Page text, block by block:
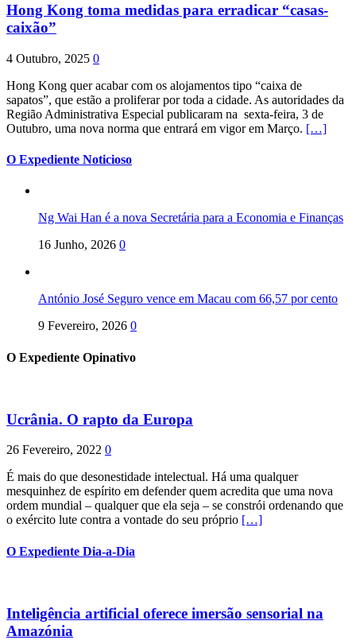
Hong Kong toma medidas para erradicar “casas-
caixão”
4 Outubro, 2025 0
Hong Kong quer acabar com os alojamentos tipo “caixa de
sapatos”, que estão a proliferar por toda a cidade. As autoridades da
Região Administrativa Especial publicaram na sexta-feira, 3 de
Outubro, uma nova norma que entrará em vigor em Março. […]
O Expediente Noticioso
Ng Wai Han é a nova Secretária para a Economia e Finanças
16 Junho, 2026 0
António José Seguro vence em Macau com 66,57 por cento
9 Fevereiro, 2026 0
O Expediente Opinativo
Ucrânia. O rapto da Europa
26 Fevereiro, 2022 0
É mais do que desonestidade intelectual. Há uma qualquer
mesquinhez de espírito em defender quem acredita que uma nova
ordem mundial – qualquer que ela seja – se constrói ordenando que
o exército lute contra a vontade do seu próprio […]
O Expediente Dia-a-Dia
Inteligência artificial oferece imersão sensorial na
Amazónia